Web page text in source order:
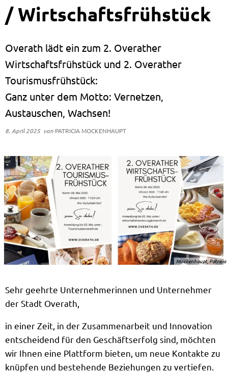
/ Wirtschaftsfrühstück
Overath lädt ein zum 2. Overather
Wirtschaftsfrühstück und 2. Overather
Tourismusfrühstück:
Ganz unter dem Motto: Vernetzen,
Austauschen, Wachsen!
8. April 2025 von PATRICIA MOCKENHAUPT
Mockenhaupt, Patricia
Sehr geehrte Unternehmerinnen und Unternehmer
der Stadt Overath,
in einer Zeit, in der Zusammenarbeit und Innovation
entscheidend für den Geschäftserfolg sind, möchten
wir Ihnen eine Plattform bieten, um neue Kontakte zu
knüpfen und bestehende Beziehungen zu vertiefen.